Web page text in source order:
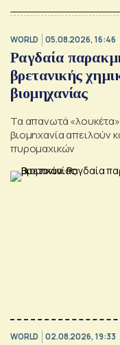
WORLD 05.08.2026, 16:46
Ραγδαία
βρετανικής
βιομηχανίας
Τα απανωτά
βιομηχανία απειλούν
πυρομαχικών
WORLD 02.08.2026, 19:33